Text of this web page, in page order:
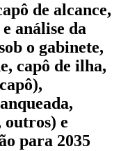
de alcance,
análise da
o gabinete,
capô de ilha,
outros) e
para 2035